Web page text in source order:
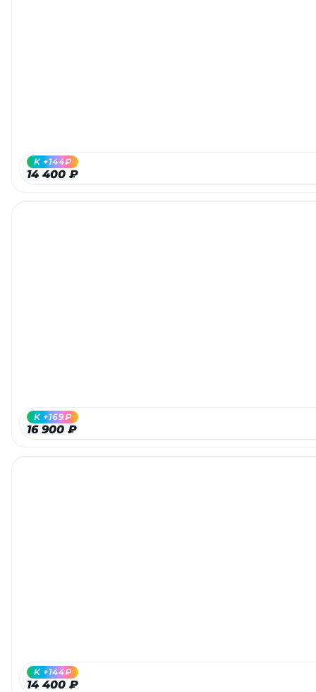
14 400 ₽
K +144₽
16 900 ₽
K +169₽
14 400 ₽
K +144₽
выбранный способом